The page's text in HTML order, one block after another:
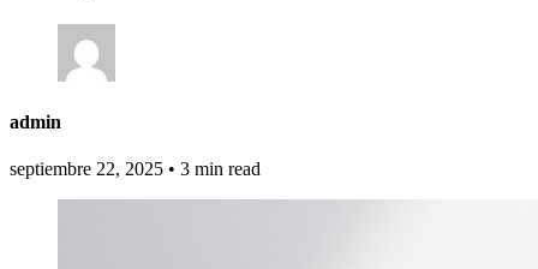
admin
septiembre 22, 2025 • 3 min read